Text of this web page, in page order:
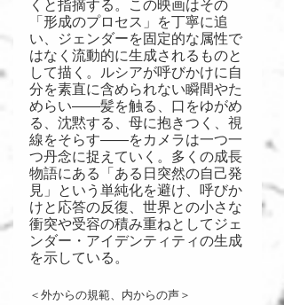
くと指摘する。この映画はその
「形成のプロセス」を丁寧に追
い、ジェンダーを固定的な属性で
はなく流動的に生成されるものと
して描く。ルシアが呼びかけに自
分を素直に含められない瞬間やた
めらい――髪を触る、口をゆがめ
る、沈黙する、母に抱きつく、視
線をそらす――をカメラは一つ一
つ丹念に捉えていく。多くの成長
物語にある「ある日突然の自己発
見」という単純化を避け、呼びか
けと応答の反復、世界との小さな
衝突や受容の積み重ねとしてジェ
ンダー・アイデンティティの生成
を示している。
＜外からの規範、内からの声＞